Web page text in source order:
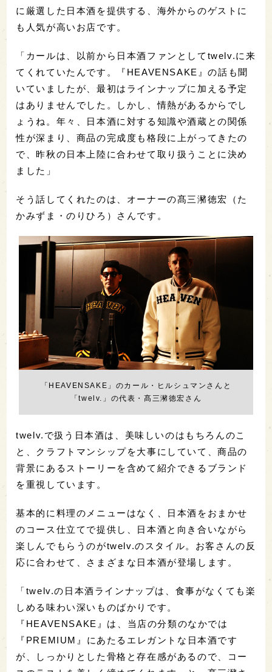
に厳選した日本酒を提供する、海外からのゲストに
も人気が高いお店です。
「カールは、以前から日本酒ファンとしてtwelv.に来
てくれていたんです。『HEAVENSAKE』の話も聞
いていましたが、最初はラインナップに加える予定
はありませんでした。しかし、情熱があるからでし
ょうね。年々、日本酒に対する知識や酒蔵との関係
性が深まり、商品の完成度も格段に上がってきたの
で、昨秋の日本上陸に合わせて取り扱うことに決め
ました」
そう話してくれたのは、オーナーの髙三瀦徳宏（た
かみずま・のりひろ）さんです。
「HEAVENSAKE」のカール・ヒルシュマンさんと
「twelv.」の代表・髙三瀦徳宏さん
twelv.で扱う日本酒は、美味しいのはもちろんのこ
と、クラフトマンシップを大事にしていて、商品の
背景にあるストーリーを含めて紹介できるブランド
を重視しています。
基本的に料理のメニューはなく、日本酒をおまかせ
のコース仕立てで提供し、日本酒と向き合いながら
楽しんでもらうのがtwelv.のスタイル。お客さんの反
応に合わせて、さまざまな日本酒が登場します。
「twelv.の日本酒ラインナップは、食事がなくても楽
しめる味わい深いものばかりです。
『HEAVENSAKE』は、当店の分類のなかでは
『PREMIUM』にあたるエレガントな日本酒です
が、しっかりとした骨格と存在感があるので、コー